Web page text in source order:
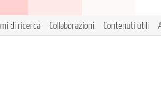
di ricerca Collaborazioni Contenuti utili